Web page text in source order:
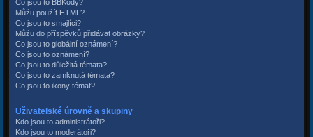
Co jsou to BBKódy?
Můžu použít HTML?
Co jsou to smajlíci?
Můžu do příspěvků přidávat obrázky?
Co jsou to globální oznámení?
Co jsou to oznámení?
Co jsou to důležitá témata?
Co jsou to zamknutá témata?
Co jsou to ikony témat?
Uživatelské úrovně a skupiny
Kdo jsou to administrátoři?
Kdo jsou to moderátoři?